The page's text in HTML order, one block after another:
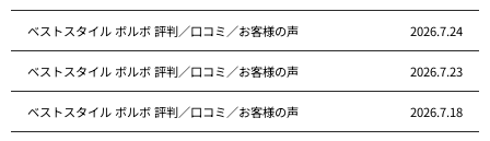
ベストスタイル ボルボ 評判／口コミ／お客様の声 2026.7.24
ベストスタイル ボルボ 評判／口コミ／お客様の声 2026.7.23
ベストスタイル ボルボ 評判／口コミ／お客様の声 2026.7.18